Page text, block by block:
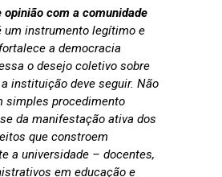
opinião com a comunidade
um instrumento legítimo e
a democracia
o desejo coletivo sobre
instituição deve seguir. Não
simples procedimento
da manifestação ativa dos
que constroem
a universidade – docentes,
em educação e